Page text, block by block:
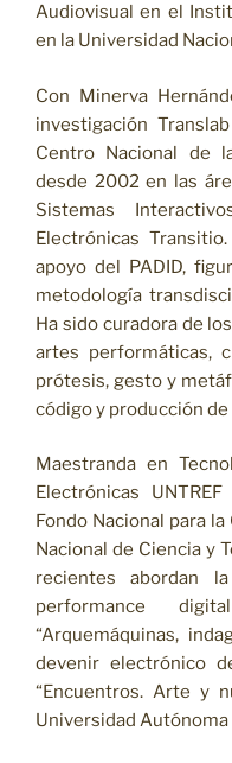
Audiovisual en el
en la Universidad
Con Minerva
investigación
Centro Nacional de
desde 2002 en las
Sistemas
Electrónicas
apoyo del PADID,
metodología
Ha sido curadora de
artes performáticas,
prótesis, gesto y
código y producción de
Maestranda en
Electrónicas
Fondo Nacional para
Nacional de Ciencia y
recientes abordan
performance
“Arquemáquinas,
devenir electrónico
“Encuentros. Arte y
Universidad